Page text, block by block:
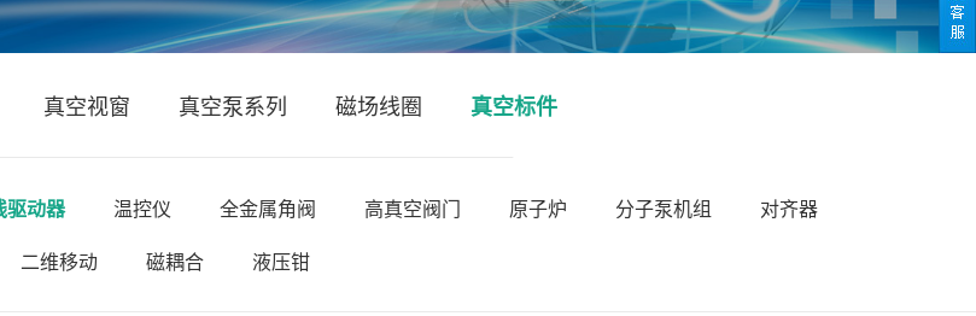
真空视窗 真空泵系列 磁场线圈 真空标件
驱动器 温控仪 全金属角阀 高真空阀门 原子炉 分子泵机组 对齐器
二维移动 磁耦合 液压钳